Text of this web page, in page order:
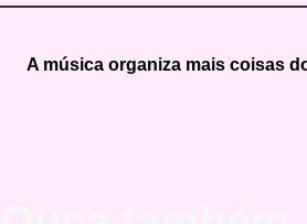
A música organiza mais coisas